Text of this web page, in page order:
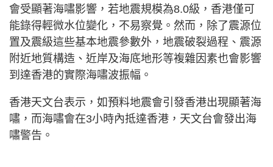
會受顯著海嘯影響，若地震規模為8.0級，香港僅可
能錄得輕微水位變化，不易察覺。然而，除了震源位
置及震級這些基本地震參數外，地震破裂過程、震源
附近地質構造、近岸及海底地形等複雜因素也會影響
到達香港的實際海嘯波振幅。
香港天文台表示，如預料地震會引發香港出現顯著海
嘯，而海嘯會在3小時內抵達香港，天文台會發出海
嘯警告。